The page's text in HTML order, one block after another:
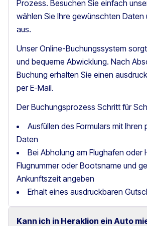
Prozess. Besuchen Sie einfach
wählen Sie Ihre gewünschten Daten
aus.
Unser Online-Buchungssystem
und bequeme Abwicklung. Nach
Buchung erhalten Sie einen
per E-Mail.
Der Buchungsprozess Schritt für
Ausfüllen des Formulars mit Ihren
Daten
Bei Abholung am Flughafen oder
Flugnummer oder Bootsname und
Ankunftszeit angeben
Erhalt eines ausdruckbaren
Kann ich in Heraklion ein Auto